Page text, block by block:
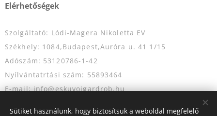
Elérhetőségek
Szolgáltató: Lódi-Magera Nikoletta EV
Székhely: 1084,Budapest,Auróra u. 41 1/15
Adószám: 53120786-1-42
Nyílvántatrtási szám: 55893464
E-mail: info@eskuvoigardrob.hu
Sütiket használunk, hogy biztosítsuk a weboldal megfelelő